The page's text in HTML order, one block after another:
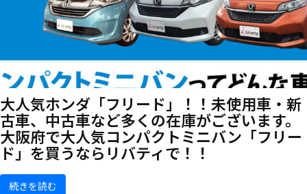
大人気ホンダ「フリード」！！未使用車・新
古車、中古車など多くの在庫がございます。
大阪府で大人気コンパクトミニバン「フリー
ド」を買うならリバティで！！
続きを読む